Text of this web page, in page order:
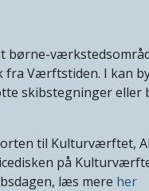
fra Værftstiden. I kan
skibstegninger eller
til Kulturværftet,
på
læs mere her